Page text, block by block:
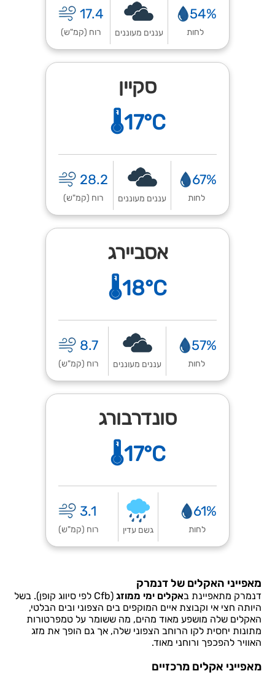
54%
לחות עננים מעוננים
17.4
רוח (קמ"ש)
סקיין
🌡️17°C
67%
לחות עננים מעוננים
28.2
רוח (קמ"ש)
אסביירג
🌡️18°C
57%
לחות עננים מעוננים
8.7
רוח (קמ"ש)
סונדרבורג
🌡️17°C
61%
לחות גשם עדין
3.1
רוח (קמ"ש)
מאפייני האקלים של דנמרק
דנמרק מתאפיינת באקלים ימי ממוזג
(Cfb לפי סיווג קופן). בשל
היותה חצי אי וקבוצת איים המוקפים בים הצפוני ובים הבלטי,
האקלים שלה מושפע מאוד מהים, מה ששומר על טמפרטורות
מתונות יחסית לקו הרוחב הצפוני שלה, אך גם הופך את מזג
האוויר להפכפך ורוחני מאוד.
מאפייני אקלים מרכזיים